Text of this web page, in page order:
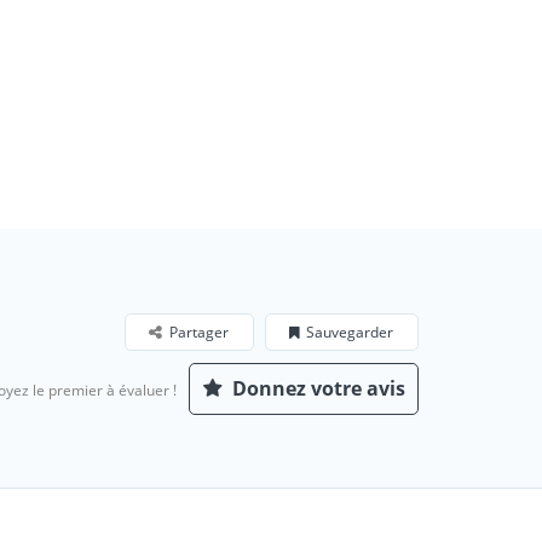
Sauvegarder
Partager
le premier à évaluer ! Donnez votre avis